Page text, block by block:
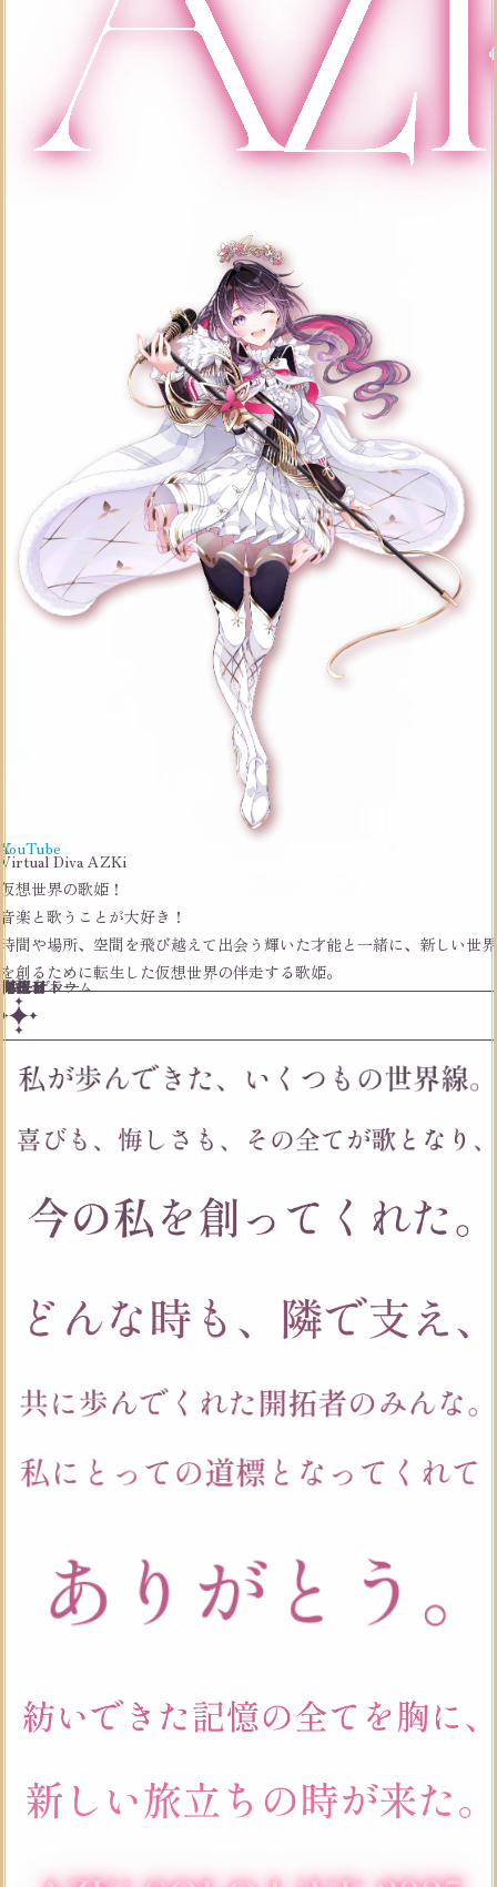
X
YouTube
Virtual Diva AZKi
仮想世界の歌姫！
音楽と歌うことが大好き！
時間や場所、空間を飛び越えて出会う輝いた才能と一緒に、新しい世界
を創るために転生した仮想世界の伴走する歌姫。
誕生日
7月1日
身長
158cm
3Dモデラー
加速サトウ
ファンネーム
開拓者